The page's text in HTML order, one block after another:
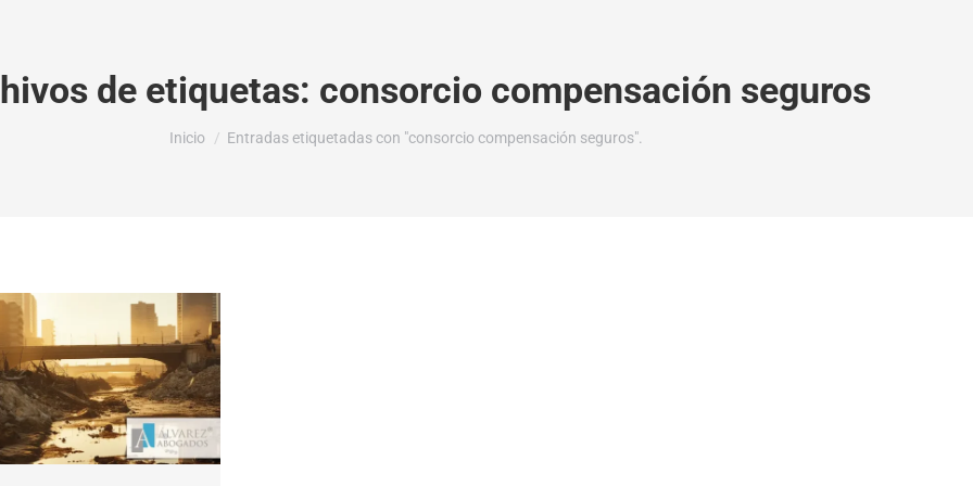
de etiquetas: consorcio compensación seguros
Estás aquí:
Inicio Entradas etiquetadas con "consorcio compensación seguros".